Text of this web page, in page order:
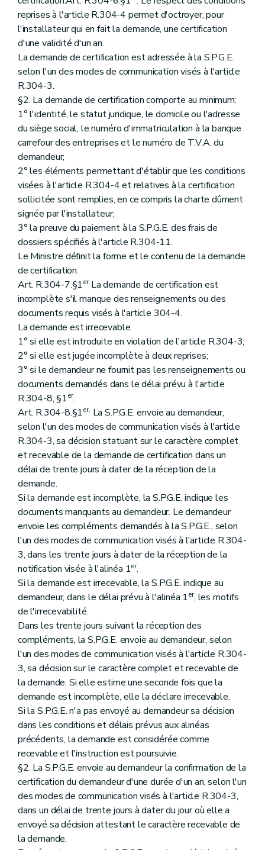
reprises à l'article R.304-4 permet d'octroyer, pour
l'installateur qui en fait la demande, une certification
d'une validité d'un an.
La demande de certification est adressée à la S.P.G.E.
selon l'un des modes de communication visés à l'article
R.304-3.
§2. La demande de certification comporte au minimum:
1° l'identité, le statut juridique, le domicile ou l'adresse
du siège social, le numéro d'immatriculation à la banque
carrefour des entreprises et le numéro de T.V.A. du
demandeur;
2° les éléments permettant d'établir que les conditions
visées à l'article R.304-4 et relatives à la certification
sollicitée sont remplies, en ce compris la charte dûment
signée par l'installateur;
3° la preuve du paiement à la S.P.G.E. des frais de
dossiers spécifiés à l'article R.304-11.
Le Ministre définit la forme et le contenu de la demande
de certification.
Art. R.304-7.§1erLa demande de certification est
incomplète s'il manque des renseignements ou des
documents requis visés à l'article 304-4.
La demande est irrecevable:
1° si elle est introduite en violation de l'article R.304-3;
2° si elle est jugée incomplète à deux reprises;
3° si le demandeur ne fournit pas les renseignements ou
documents demandés dans le délai prévu à l'article
R.304-8, §1er.
Art. R.304-8.§1er. La S.P.G.E. envoie au demandeur,
selon l'un des modes de communication visés à l'article
R.304-3, sa décision statuant sur le caractère complet
et recevable de la demande de certification dans un
délai de trente jours à dater de la réception de la
demande.
Si la demande est incomplète, la S.P.G.E. indique les
documents manquants au demandeur. Le demandeur
envoie les compléments demandés à la S.P.G.E., selon
l'un des modes de communication visés à l'article R.304-
3, dans les trente jours à dater de la réception de la
notification visée à l'alinéa 1er.
Si la demande est irrecevable, la S.P.G.E. indique au
demandeur, dans le délai prévu à l'alinéa 1er, les motifs
de l'irrecevabilité.
Dans les trente jours suivant la réception des
compléments, la S.P.G.E. envoie au demandeur, selon
l'un des modes de communication visés à l'article R.304-
3, sa décision sur le caractère complet et recevable de
la demande. Si elle estime une seconde fois que la
demande est incomplète, elle la déclare irrecevable.
Si la S.P.G.E. n'a pas envoyé au demandeur sa décision
dans les conditions et délais prévus aux alinéas
précédents, la demande est considérée comme
recevable et l'instruction est poursuivie.
§2. La S.P.G.E. envoie au demandeur la confirmation de la
certification du demandeur d'une durée d'un an, selon l'un
des modes de communication visés à l'article R.304-3,
dans un délai de trente jours à dater du jour où elle a
envoyé sa décision attestant le caractère recevable de
la demande.